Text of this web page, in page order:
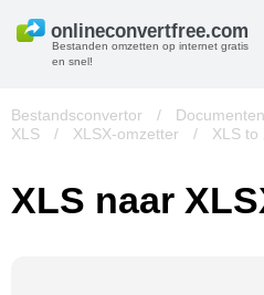
Bestanden omzetten op internet gratis
en snel!
Bestandsconvertor / Documenten
XLS
/ XLSX-omzetter / XLS to
XLS naar